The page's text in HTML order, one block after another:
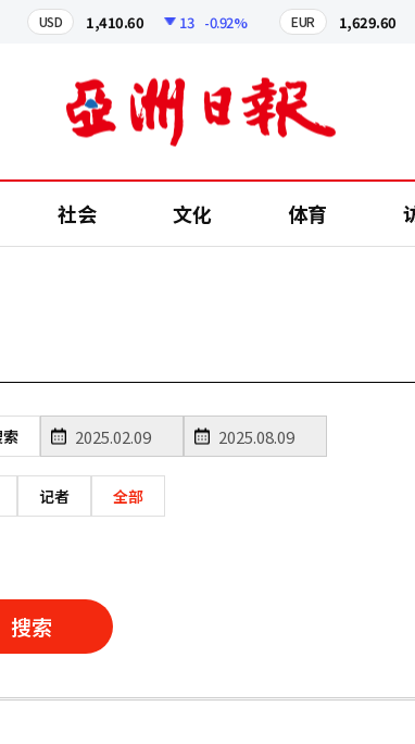
USD 1,410.60 13 -0.92% EUR 1,629.60
社会 文化 体育
记者 全部
搜索